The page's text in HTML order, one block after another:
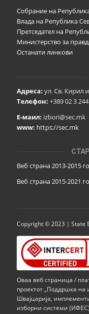
Собрание на
Влада на Република
Претседател на
Министерство за
Останати линкови
Адреса: ул. Св. Кирил
Телефон: +389 02 3
Е-маил: izbori@sec.mk
www: https://sec.mk
Веб страна 2013-2015
Веб страна 2015-2021
Copyright © 2023 | State
Оваа веб страница /
проектот „Поддршка
Швајцарија,
изборни системи